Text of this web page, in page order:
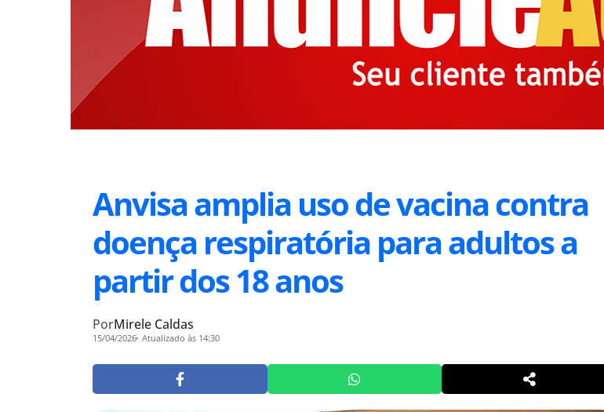
Anvisa amplia uso de vacina contra
doença respiratória para adultos a
partir dos 18 anos
PorMirele Caldas
15/04/2026 Atualizado às 14:30